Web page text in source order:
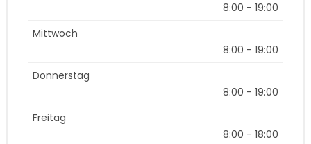
8:00 - 19:00
Mittwoch
8:00 - 19:00
Donnerstag
8:00 - 19:00
Freitag
8:00 - 18:00